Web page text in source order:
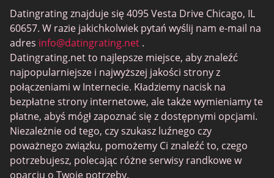
MeetMindful
Randki BDSM
BBPeopleMeet
Witryny Sugar Daddy
JPeopleMeet
Trans Dating
Senior serwisy randkowe
MyLOL
Datingrating znajduje się 4095 Vesta Drive Chicago, IL
60657. W razie jakichkolwiek pytań wyślij nam e-mail na
adres info@datingrating.net .
Datingrating.net to najlepsze miejsce, aby znaleźć
najpopularniejsze i najwyższej jakości strony z
połączeniami w Internecie. Kładziemy nacisk na
bezpłatne strony internetowe, ale także wymieniamy te
płatne, abyś mógł zapoznać się z dostępnymi opcjami.
Niezależnie od tego, czy szukasz luźnego czy
poważnego związku, pomożemy Ci znaleźć to, czego
potrzebujesz, polecając różne serwisy randkowe w
oparciu o Twoje potrzeby.